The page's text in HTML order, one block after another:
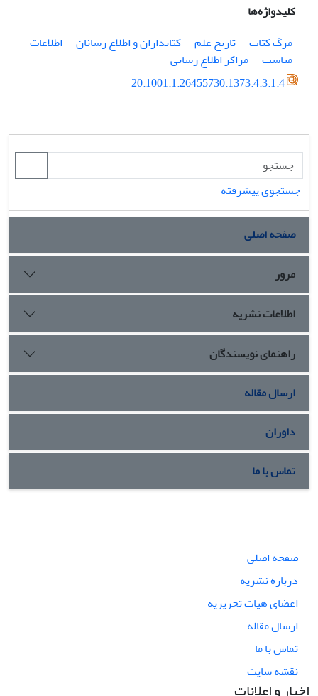
کلیدواژه‌ها
مرگ کتاب
تاریخ علم کتابداران و اطلاع رسانان
اطلاعات
مناسب
مراکز اطلاع رسانی
20.1001.1.26455730.1373.4.3.1.4
جستجوی پیشرفته
صفحه اصلی
مرور
اطلاعات نشریه
راهنمای نویسندگان
ارسال مقاله
داوران
تماس با ما
صفحه اصلی
درباره نشریه
اعضای هیات تحریریه
ارسال مقاله
تماس با ما
نقشه سایت